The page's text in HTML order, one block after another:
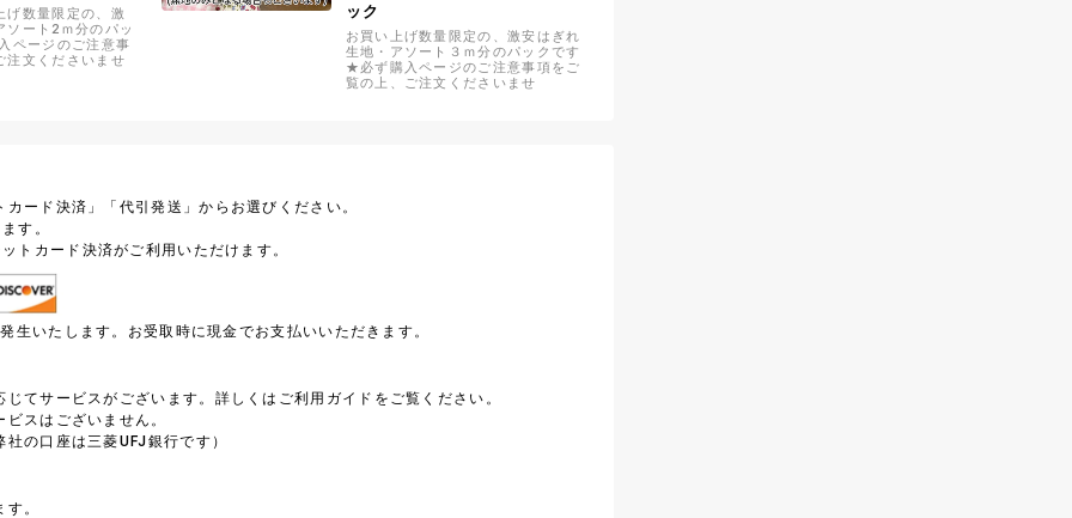
げ数量限定の、激
ソート2ｍ分のパッ
ページのご注意事
注文くださいませ
ック
お買い上げ数量限定の、激安はぎれ
生地・アソート３ｍ分のパックです
★必ず購入ページのご注意事項をご
覧の上、ご注文くださいませ
ード決済」「代引発送」からお選びください。
す。
トカード決済がご利用いただけます。
生いたします。お受取時に現金でお支払いいただきます。
てサービスがございます。詳しくはご利用ガイドをご覧ください。
スはございません。
の口座は三菱UFJ銀行です）
。